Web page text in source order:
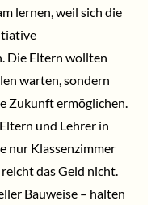
lernen, weil sich die
Die Eltern wollten
warten, sondern
Zukunft ermöglichen.
und Lehrer in
nur Klassenzimmer
das Geld nicht.
Bauweise – halten